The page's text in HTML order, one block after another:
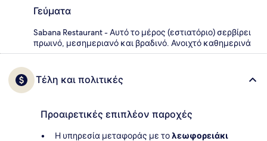
Γεύματα
Sabana Restaurant - Αυτό το μέρος (εστιατόριο) σερβίρει
πρωινό, μεσημεριανό και βραδινό. Ανοιχτό καθημερινά
Τέλη και πολιτικές
Προαιρετικές επιπλέον παροχές
Η υπηρεσία μεταφοράς με τολεωφορειάκι